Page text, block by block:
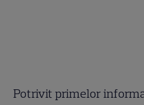
Potrivit primelor